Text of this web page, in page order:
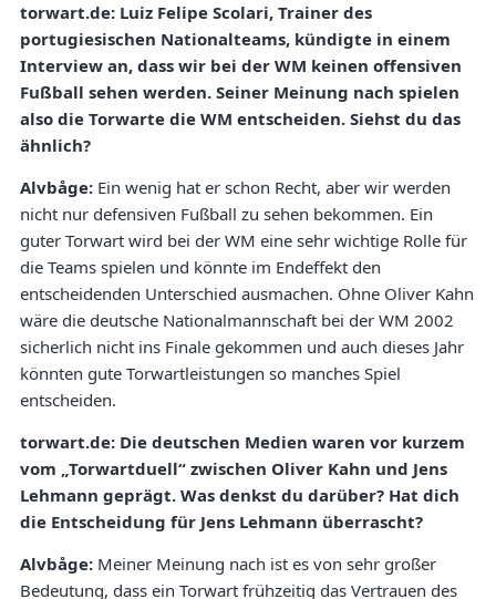
torwart.de: Luiz Felipe Scolari, Trainer des
portugiesischen Nationalteams, kündigte in einem
Interview an, dass wir bei der WM keinen offensiven
Fußball sehen werden. Seiner Meinung nach spielen
also die Torwarte die WM entscheiden. Siehst du das
ähnlich?
Alvbåge: Ein wenig hat er schon Recht, aber wir werden
nicht nur defensiven Fußball zu sehen bekommen. Ein
guter Torwart wird bei der WM eine sehr wichtige Rolle für
die Teams spielen und könnte im Endeffekt den
entscheidenden Unterschied ausmachen. Ohne Oliver Kahn
wäre die deutsche Nationalmannschaft bei der WM 2002
sicherlich nicht ins Finale gekommen und auch dieses Jahr
könnten gute Torwartleistungen so manches Spiel
entscheiden.
torwart.de: Die deutschen Medien waren vor kurzem
vom „Torwartduell“ zwischen Oliver Kahn und Jens
Lehmann geprägt. Was denkst du darüber? Hat dich
die Entscheidung für Jens Lehmann überrascht?
Alvbåge: Meiner Meinung nach ist es von sehr großer
Bedeutung, dass ein Torwart frühzeitig das Vertrauen des